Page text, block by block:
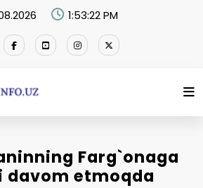
1:53:23 PM
Farg`onaga
etmoqda